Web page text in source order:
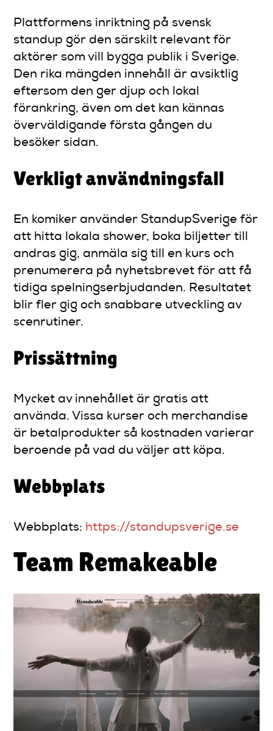
Plattformens inriktning på svensk
standup gör den särskilt relevant för
aktörer som vill bygga publik i Sverige.
Den rika mängden innehåll är avsiktlig
eftersom den ger djup och lokal
förankring, även om det kan kännas
överväldigande första gången du
besöker sidan.
Verkligt användningsfall
En komiker använder StandupSverige för
att hitta lokala shower, boka biljetter till
andras gig, anmäla sig till en kurs och
prenumerera på nyhetsbrevet för att få
tidiga spelningserbjudanden. Resultatet
blir fler gig och snabbare utveckling av
scenrutiner.
Prissättning
Mycket av innehållet är gratis att
använda. Vissa kurser och merchandise
är betalprodukter så kostnaden varierar
beroende på vad du väljer att köpa.
Webbplats
Webbplats: https://standupsverige.se
Team Remakeable